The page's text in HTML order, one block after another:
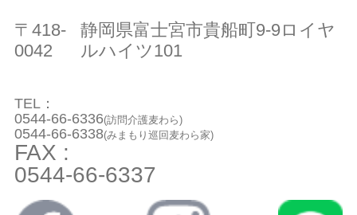
〒418-
0042
静岡県富士宮市貴船町9-9ロイヤ
ルハイツ101
TEL：
0544-66-6336(訪問介護麦わら)
0544-66-6338(みまもり巡回麦わら家)
FAX :
0544-66-6337